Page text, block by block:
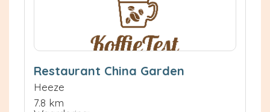
Restaurant China Garden
Heeze
7.8 km